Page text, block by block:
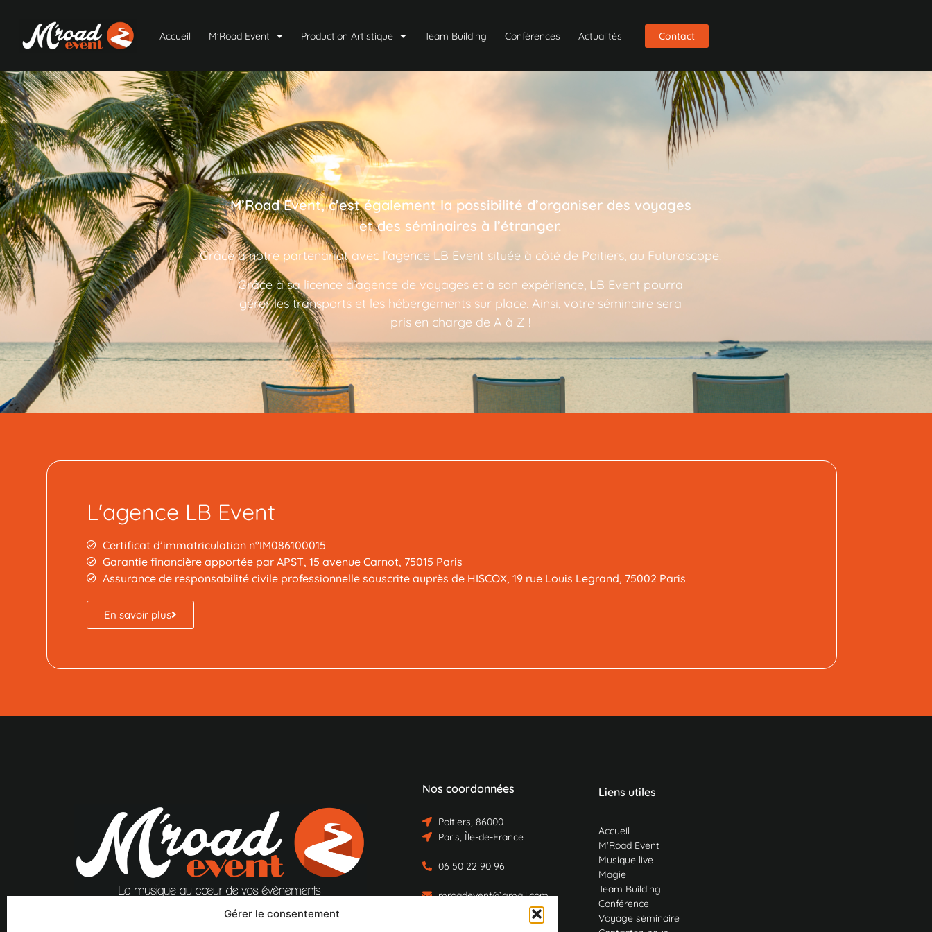
Gérer le consentement
Accueil M’Road Event Production Artistique Team Building Conférences Actualités Contact
Voyage
M’Road Event, c’est également la possibilité d’organiser des voyages
et des séminaires à l’étranger.
Grâce à notre partenariat avec l’agence LB Event située à côté de Poitiers, au Futuroscope.
Grâce à sa licence d’agence de voyages et à son expérience, LB Event pourra
gérer les transports et les hébergements sur place. Ainsi, votre séminaire sera
pris en charge de A à Z !
L'agence LB Event
Certificat d’immatriculation n°IM086100015
Garantie financière apportée par APST, 15 avenue Carnot, 75015 Paris
Assurance de responsabilité civile professionnelle souscrite auprès de HISCOX, 19 rue Louis Legrand, 75002 Paris
En savoir plus
Nos coordonnées
Poitiers, 86000
Paris, Île-de-France
06 50 22 90 96
mroadevent@gmail.com
Liens utiles
Accueil
M'Road Event
Musique live
Magie
Team Building
Conférence
Voyage séminaire